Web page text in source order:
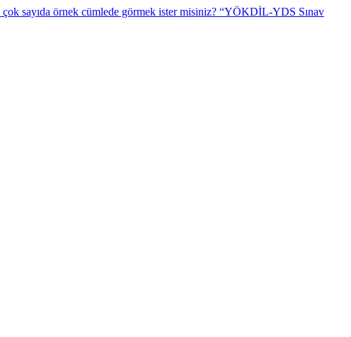
“YÖKDİL-YDS Sınav